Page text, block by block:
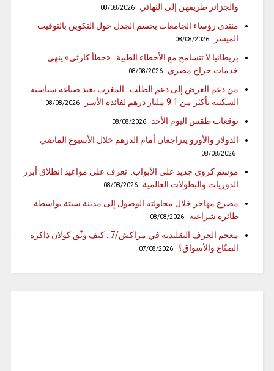
والجزائر طريقهن إلى النهائي
08/08/2026
منتدى رؤساء الجامعات يحسم الجدل حول التكوين بالتوقيت
الميسر
08/08/2026
بريطانيا لا تتسامح مع الأخطاء الطبية.. «خطأ كارثي» ينهي
خدمات جراح مصري
08/08/2026
من دعم العرض إلى دعم الطلب.. المغرب يعيد صياغة سياسته
السكنية بأكثر من 9.1 مليار درهم لفائدة الأسر
08/08/2026
توقعات طقس اليوم الأحد 08/08/2026
الدولار والأورو يتراجعان أمام الدرهم خلال الأسبوع الماضي
08/08/2026
موسم كروي جديد على الأبواب.. تعرف على مواعيد انطلاق أبرز
الدوريات والبطولات العالمية
08/08/2026
مصرع مهاجر خلال محاولته الوصول إلى مدينة سبتة بواسطة
طائرة شراعية
08/08/2026
معجم الحرف التقليدية في مراكش/7.. كيف وثّق كولان ذاكرة
الصنّاع والأسواق؟
07/08/2026